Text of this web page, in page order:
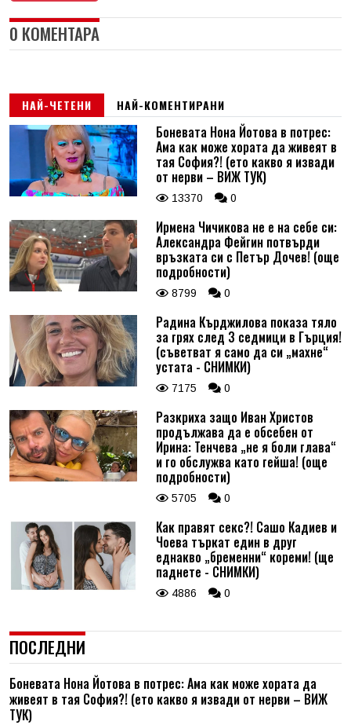
0 КОМЕНТАРА
НАЙ-ЧЕТЕНИ НАЙ-КОМЕНТИРАНИ
Боневата Нона Йотова в потрес:
Ама как може хората да живеят в
тая София?! (ето какво я извади
от нерви – ВИЖ ТУК)
13370 0
Ирмена Чичикова не е на себе си:
Александра Фейгин потвърди
връзката си с Петър Дочев! (още
подробности)
8799 0
Радина Кърджилова показа тяло
за грях след 3 седмици в Гърция!
(съветват я само да си „махне“
устата - СНИМКИ)
7175 0
Разкриха защо Иван Христов
продължава да е обсебен от
Ирина: Тенчева „не я боли глава“
и го обслужва като гейша! (още
подробности)
5705 0
Как правят секс?! Сашо Кадиев и
Чоева търкат един в друг
еднакво „бременни“ кореми! (ще
паднете - СНИМКИ)
4886 0
ПОСЛЕДНИ
Боневата Нона Йотова в потрес: Ама как може хората да
живеят в тая София?! (ето какво я извади от нерви – ВИЖ
ТУК)